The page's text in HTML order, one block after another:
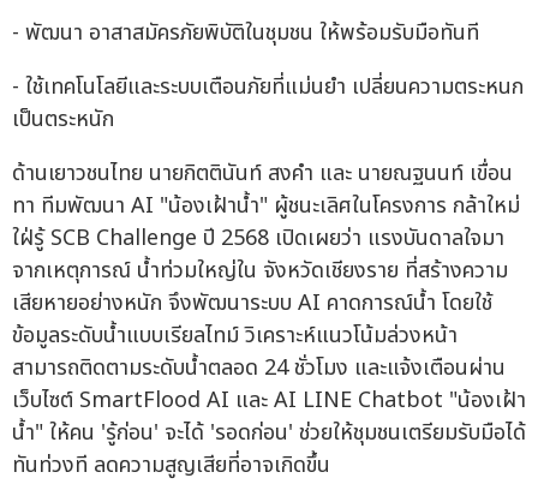
- พัฒนา อาสาสมัครภัยพิบัติในชุมชน ให้พร้อมรับมือทันที
- ใช้เทคโนโลยีและระบบเตือนภัยที่แม่นยำ เปลี่ยนความตระหนก
เป็นตระหนัก
ด้านเยาวชนไทย นายกิตตินันท์ สงคำ และ นายณฐนนท์ เขื่อน
ทา ทีมพัฒนา AI "น้องเฝ้าน้ำ" ผู้ชนะเลิศในโครงการ กล้าใหม่
ใฝ่รู้ SCB Challenge ปี 2568 เปิดเผยว่า แรงบันดาลใจมา
จากเหตุการณ์ น้ำท่วมใหญ่ใน จังหวัดเชียงราย ที่สร้างความ
เสียหายอย่างหนัก จึงพัฒนาระบบ AI คาดการณ์น้ำ โดยใช้
ข้อมูลระดับน้ำแบบเรียลไทม์ วิเคราะห์แนวโน้มล่วงหน้า
สามารถติดตามระดับน้ำตลอด 24 ชั่วโมง และแจ้งเตือนผ่าน
เว็บไซต์ SmartFlood AI และ AI LINE Chatbot "น้องเฝ้า
น้ำ" ให้คน 'รู้ก่อน' จะได้ 'รอดก่อน' ช่วยให้ชุมชนเตรียมรับมือได้
ทันท่วงที ลดความสูญเสียที่อาจเกิดขึ้น